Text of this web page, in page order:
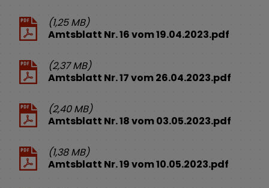
(1,25 MB)
Amtsblatt Nr. 16 vom 19.04.2023.pdf
(2,37 MB)
Amtsblatt Nr. 17 vom 26.04.2023.pdf
(2,40 MB)
Amtsblatt Nr. 18 vom 03.05.2023.pdf
(1,38 MB)
Amtsblatt Nr. 19 vom 10.05.2023.pdf